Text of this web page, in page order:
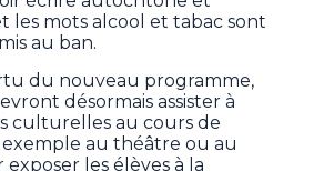
les mots alcool et tabac sont
au ban.
du nouveau programme,
désormais assister à
culturelles au cours de
exemple au théâtre ou au
les élèves à la